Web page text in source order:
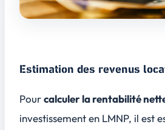
Estimation des revenus
Pourcalculer la rentabilité
investissement en LMNP, il est